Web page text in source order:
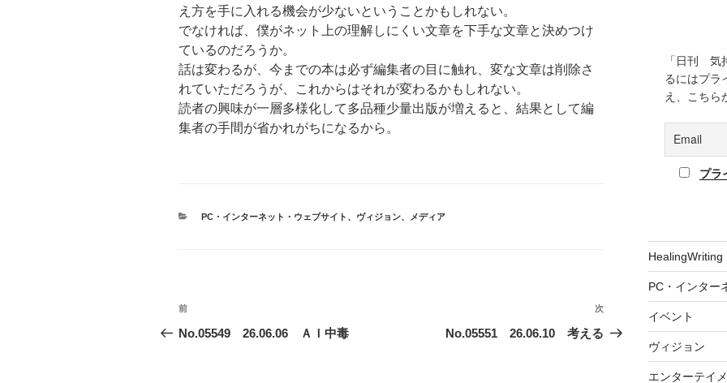
え方を手に入れる機会が少ないということかもしれない。
でなければ、僕がネット上の理解しにくい文章を下手な文章と決めつけ
ているのだろうか。
話は変わるが、今までの本は必ず編集者の目に触れ、変な文章は削除さ
れていただろうが、これからはそれが変わるかもしれない。
読者の興味が一層多様化して多品種少量出版が増えると、結果として編
集者の手間が省かれがちになるから。
カ
PC・インターネット・ウェブサイト 、 ヴィジョン、 メディア
投
稿
前
の
前
No.05549 26.06.06 ＡＩ中毒
次
の
次
No.05551 26.06.10 考える
「日刊 気
るにはプラ
え、こちら
プラ
HealingWriting
PC・インター
イベント
ヴィジョン
エンターテイ